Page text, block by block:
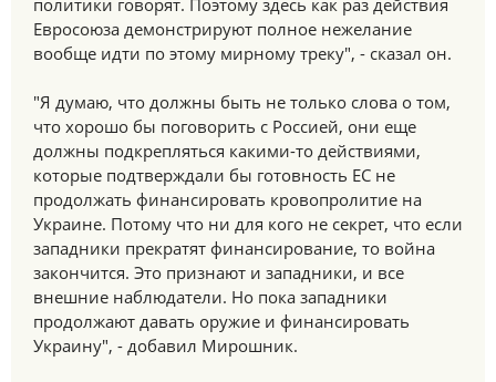
политики говорят. Поэтому здесь как раз действия
Евросоюза демонстрируют полное нежелание
вообще идти по этому мирному треку", - сказал он.
"Я думаю, что должны быть не только слова о том,
что хорошо бы поговорить с Россией, они еще
должны подкрепляться какими-то действиями,
которые подтверждали бы готовность ЕС не
продолжать финансировать кровопролитие на
Украине. Потому что ни для кого не секрет, что если
западники прекратят финансирование, то война
закончится. Это признают и западники, и все
внешние наблюдатели. Но пока западники
продолжают давать оружие и финансировать
Украину", - добавил Мирошник.